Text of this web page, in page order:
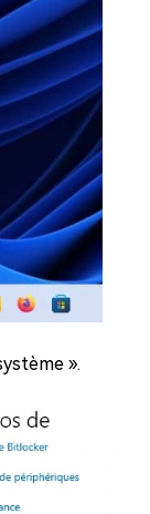
».